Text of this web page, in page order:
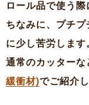
ロール品で使う
ちなみに、プチ
に少し苦労します
通常のカッターな
緩衝材)でご紹介